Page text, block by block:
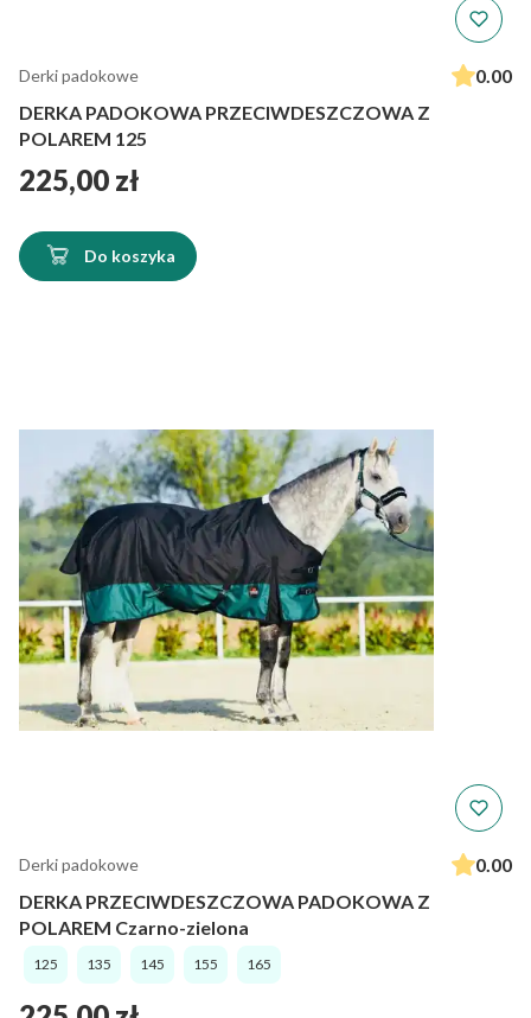
Derki padokowe
0.00
DERKA PADOKOWA PRZECIWDESZCZOWA Z
POLAREM 125
Cena
225,00 zł
Do koszyka
Derki padokowe
0.00
DERKA PRZECIWDESZCZOWA PADOKOWA Z
POLAREM Czarno-zielona
125 135 145 155 165
Cena